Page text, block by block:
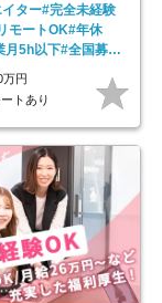
ター#完全未経験
モートOK#年休
月5h以下#全国募集
修
万円
トあり